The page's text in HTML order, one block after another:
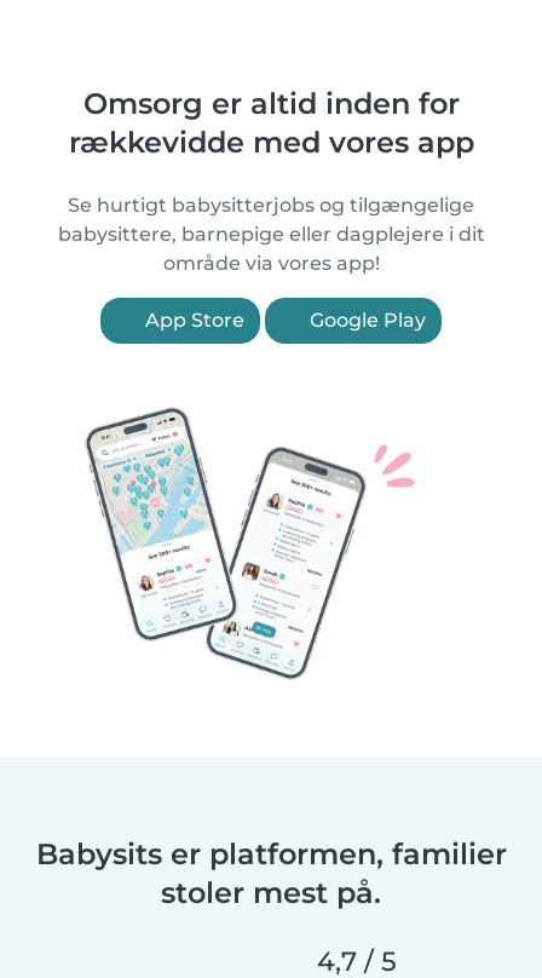
Omsorg er altid inden for
rækkevidde med vores app
Se hurtigt babysitterjobs og tilgængelige
babysittere, barnepige eller dagplejere i dit
område via vores app!
App Store Google Play
Babysits er platformen, familier
stoler mest på.
4,7 / 5